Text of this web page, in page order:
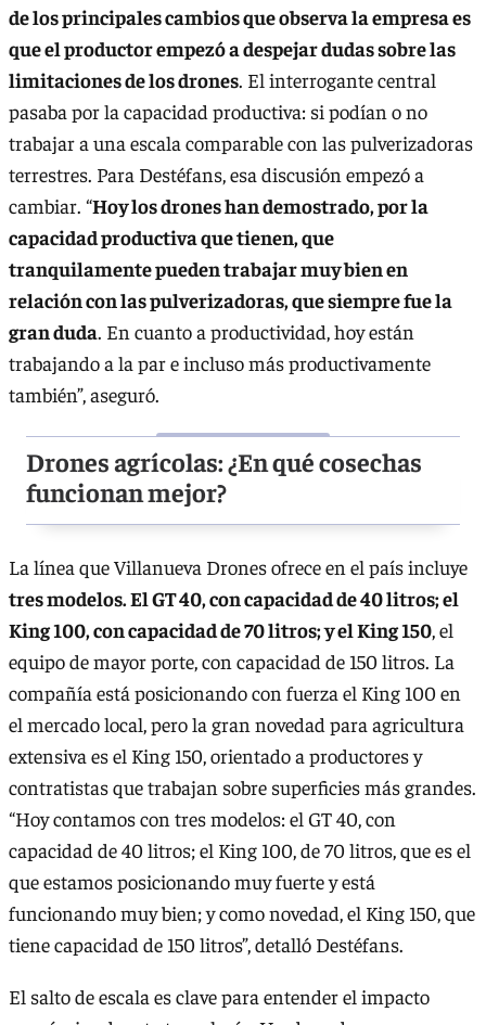
de los principales cambios que observa la empresa es
que el productor empezó a despejar dudas sobre las
limitaciones de los drones. El interrogante central
pasaba por la capacidad productiva: si podían o no
trabajar a una escala comparable con las pulverizadoras
terrestres. Para Destéfans, esa discusión empezó a
cambiar. “Hoy los drones han demostrado, por la
capacidad productiva que tienen, que
tranquilamente pueden trabajar muy bien en
relación con las pulverizadoras, que siempre fue la
gran duda. En cuanto a productividad, hoy están
trabajando a la par e incluso más productivamente
también”, aseguró.
Drones agrícolas: ¿En qué cosechas
funcionan mejor?
La línea que Villanueva Drones ofrece en el país incluye
tres modelos. El GT 40, con capacidad de 40 litros; el
King 100, con capacidad de 70 litros; y el King 150, el
equipo de mayor porte, con capacidad de 150 litros. La
compañía está posicionando con fuerza el King 100 en
el mercado local, pero la gran novedad para agricultura
extensiva es el King 150, orientado a productores y
contratistas que trabajan sobre superficies más grandes.
“Hoy contamos con tres modelos: el GT 40, con
capacidad de 40 litros; el King 100, de 70 litros, que es el
que estamos posicionando muy fuerte y está
funcionando muy bien; y como novedad, el King 150, que
tiene capacidad de 150 litros”, detalló Destéfans.
El salto de escala es clave para entender el impacto